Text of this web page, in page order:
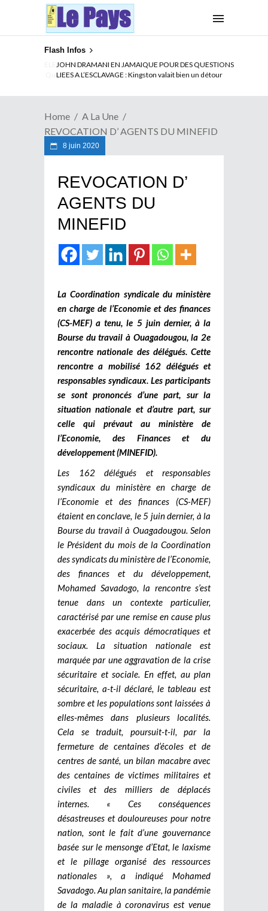
Flash Infos
ELECTION DE TALON A LA TETE DU SENAT BENINOIS :
Quand Patrice quitte le pouvoir sans partir !
Home
A La Une
REVOCATION D’ AGENTS DU MINEFID
8 juin 2020
REVOCATION D’
AGENTS DU
MINEFID
La Coordination syndicale du ministère
en charge de l’Economie et des finances
(CS-MEF) a tenu, le 5 juin dernier, à la
Bourse du travail à Ouagadougou, la 2e
rencontre nationale des délégués. Cette
rencontre a mobilisé 162 délégués et
responsables syndicaux. Les participants
se sont prononcés d’une part, sur la
situation nationale et d’autre part, sur
celle qui prévaut au ministère de
l’Economie, des Finances et du
développement (MINEFID).
Les 162 délégués et responsables
syndicaux du ministère en charge de
l’Economie et des finances (CS-MEF)
étaient en conclave, le 5 juin dernier, à la
Bourse du travail à Ouagadougou. Selon
le Président du mois de la Coordination
des syndicats du ministère de l’Economie,
des finances et du développement,
Mohamed Savadogo, la rencontre s’est
tenue dans un contexte particulier,
caractérisé par une remise en cause plus
exacerbée des acquis démocratiques et
sociaux. La situation nationale est
marquée par une aggravation de la crise
sécuritaire et sociale. En effet, au plan
sécuritaire, a-t-il déclaré, le tableau est
sombre et les populations sont laissées à
elles-mêmes dans plusieurs localités.
Cela se traduit, poursuit-t-il, par la
fermeture de centaines d’écoles et de
centres de santé, un bilan macabre avec
des centaines de victimes militaires et
civiles et des milliers de déplacés
internes. « Ces conséquences
désastreuses et douloureuses pour notre
nation, sont le fait d’une gouvernance
basée sur le mensonge d’Etat, le laxisme
et le pillage organisé des ressources
nationales », a indiqué Mohamed
Savadogo. Au plan sanitaire, la pandémie
de la maladie à coronavirus est venue